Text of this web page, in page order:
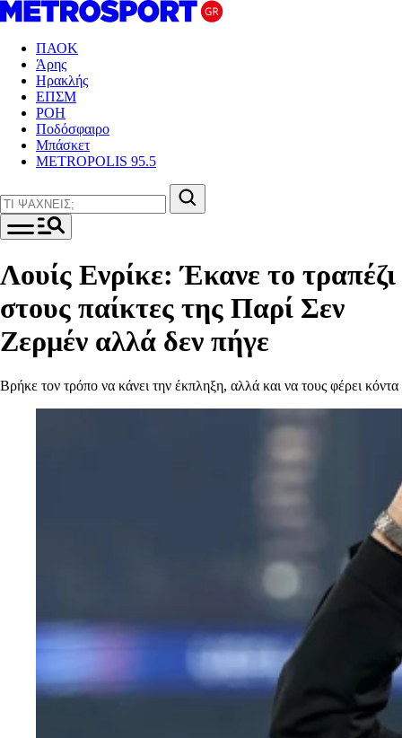
ΠΑΟΚ
Άρης
Ηρακλής
ΕΠΣΜ
ΡΟΗ
Ποδόσφαιρο
Μπάσκετ
METROPOLIS 95.5
Λουίς Ενρίκε: Έκανε το τραπέζι
στους παίκτες της Παρί Σεν
Ζερμέν αλλά δεν πήγε
Βρήκε τον τρόπο να κάνει την έκπληξη, αλλά και να τους φέρει κόντα